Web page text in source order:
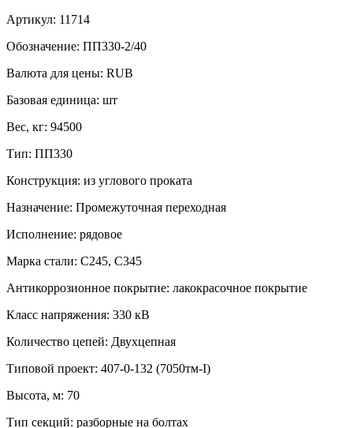
Артикул: 11714
Обозначение: ПП330-2/40
Валюта для цены: RUB
Базовая единица: шт
Вес, кг: 94500
Тип: ПП330
Конструкция: из углового проката
Назначение: Промежуточная переходная
Исполнение: рядовое
Марка стали: С245, С345
Антикоррозионное покрытие: лакокрасочное покрытие
Класс напряжения: 330 кВ
Количество цепей: Двухцепная
Типовой проект: 407-0-132 (7050тм-I)
Высота, м: 70
Тип секций: разборные на болтах